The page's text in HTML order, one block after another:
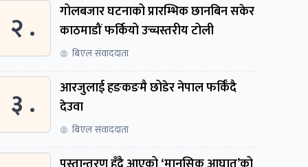
२ .
गोलबजार घटनाको प्रारम्भिक छानबिन सकेर
काठमाडौं फर्कियो उच्चस्तरीय टोली
बिएल संवाददाता
३ .
आरजुलाई हङकङमै छोडेर नेपाल फर्किँदै
देउवा
बिएल संवाददाता